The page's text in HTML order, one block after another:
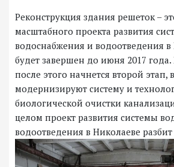
Реконструкция здания решеток –
масштабного проекта развития
водоснабжения и водоотведения
будет завершен до июня 2017 года.
после этого начнется второй этап,
модернизируют систему и
биологической очистки
целом проект развития системы
водоотведения в Николаеве разбит